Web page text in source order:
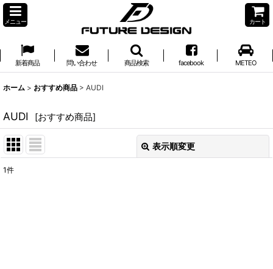
メニュー カート
新着商品 問い合わせ 商品検索 facebook METEO
ホーム > おすすめ商品 > AUDI
AUDI [おすすめ商品]
表示順変更
1件